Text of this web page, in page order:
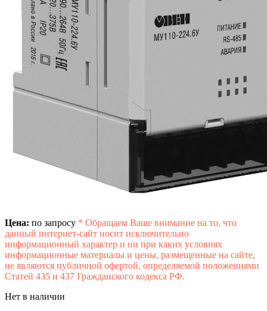
Цена: по запросу * Обращаем Ваше внимание на то, что
данный интернет-сайт носит исключительно
информационный характер и ни при каких условиях
информационные материалы и цены, размещенные на сайте,
не являются публичной офертой, определяемой положениями
Статей 435 и 437 Гражданского кодекса РФ.
Нет в наличии